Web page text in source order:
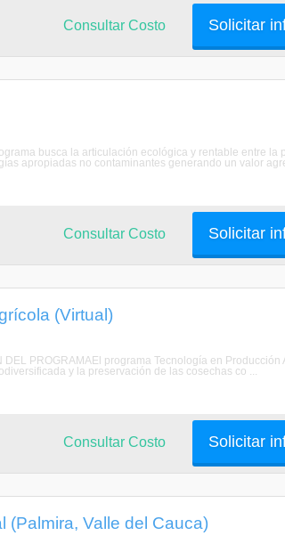
Solicitar
Consultar Costo
busca la articulación ecológica y rentable entre la
apropiadas no contaminantes generando un valor
Solicitar
Consultar Costo
(Virtual)
PROGRAMAEl programa Tecnología en Producción
y la preservación de las cosechas co ...
Solicitar
Consultar Costo
(Palmira, Valle del Cauca)